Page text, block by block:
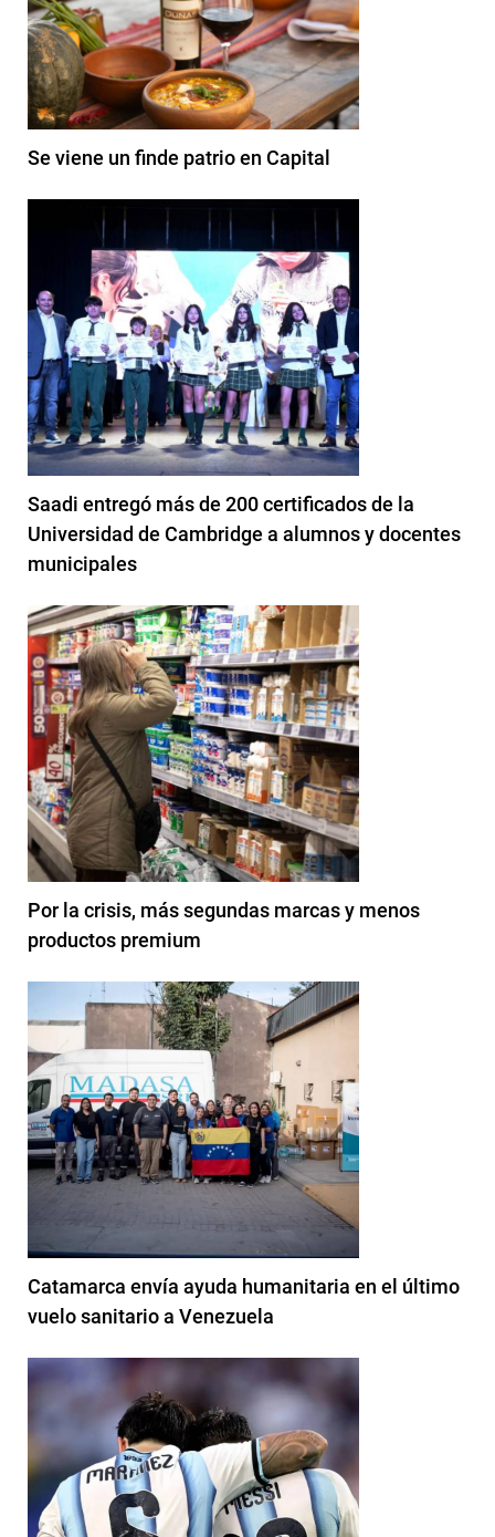
Se viene un finde patrio en Capital
Saadi entregó más de 200 certificados de la
Universidad de Cambridge a alumnos y docentes
municipales
Por la crisis, más segundas marcas y menos
productos premium
Catamarca envía ayuda humanitaria en el último
vuelo sanitario a Venezuela